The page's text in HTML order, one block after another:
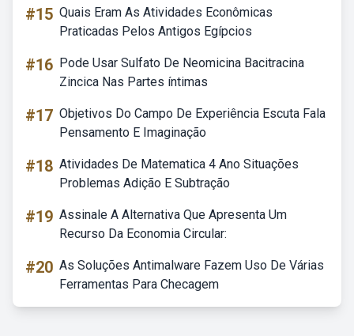
#15 Quais Eram As Atividades Econômicas
Praticadas Pelos Antigos Egípcios
#16 Pode Usar Sulfato De Neomicina Bacitracina
Zincica Nas Partes íntimas
#17 Objetivos Do Campo De Experiência Escuta Fala
Pensamento E Imaginação
#18 Atividades De Matematica 4 Ano Situações
Problemas Adição E Subtração
#19 Assinale A Alternativa Que Apresenta Um
Recurso Da Economia Circular:
#20 As Soluções Antimalware Fazem Uso De Várias
Ferramentas Para Checagem